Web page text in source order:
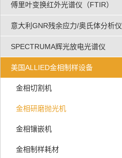
傅里叶变换红外光谱仪（FTIR）
意大利GNR残余应力/奥氏体分析仪
SPECTRUMA辉光放电光谱仪
美国ALLIED金相制样设备
金相切割机
金相研磨抛光机
金相镶嵌机
金相制样耗材